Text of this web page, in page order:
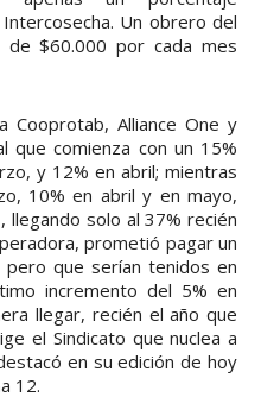
Un obrero del
$60.000 por cada mes
Cooprotab, Alliance One y
que comienza con un 15%
y 12% en abril; mientras
10% en abril y en mayo,
solo al 37% recién
prometió pagar un
que serían tenidos en
incremento del 5% en
llegar, recién el año que
el Sindicato que nuclea a
en su edición de hoy
12.